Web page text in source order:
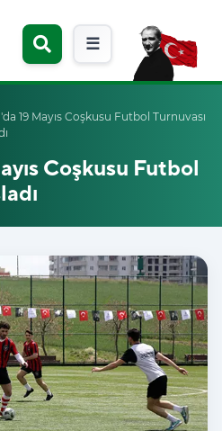
☰
19 Mayıs Coşkusu Futbol Turnuvası
Coşkusu Futbol